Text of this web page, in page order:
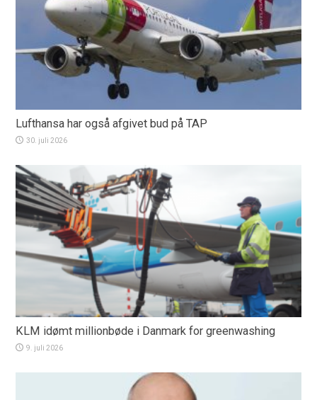
Lufthansa har også afgivet bud på TAP
30. juli 2026
KLM idømt millionbøde i Danmark for greenwashing
9. juli 2026